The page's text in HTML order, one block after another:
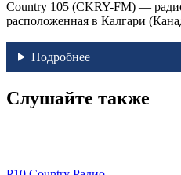
Country 105 (CKRY-FM) —
расположенная в Калгари
Подробнее
Слушайте также